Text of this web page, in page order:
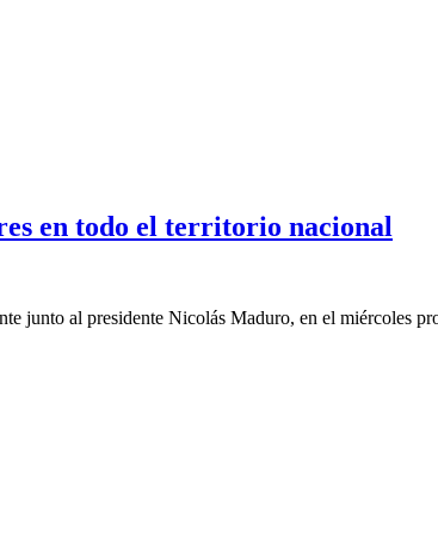
en todo el territorio nacional
junto al presidente Nicolás Maduro, en el miércoles